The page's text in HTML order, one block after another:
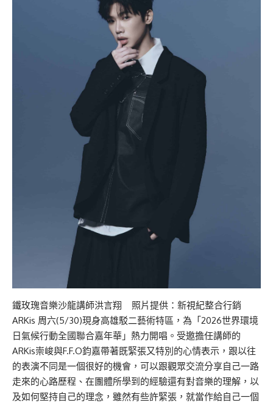
鐵玫瑰音樂沙龍講師洪言翔 照片提供：新視紀整合行銷
ARKis 周六(5/30)現身高雄駁二藝術特區，為「2026世界環境
日氣候行動全國聯合嘉年華」熱力開唱。受邀擔任講師的
ARKis崇峻與F.F.O鈞嘉帶著既緊張又特別的心情表示，跟以往
的表演不同是一個很好的機會，可以跟觀眾交流分享自己一路
走來的心路歷程、在團體所學到的經驗還有對音樂的理解，以
及如何堅持自己的理念，雖然有些許緊張，就當作給自己一個